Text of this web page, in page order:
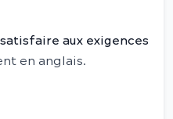
satisfaire aux exigences
en anglais.